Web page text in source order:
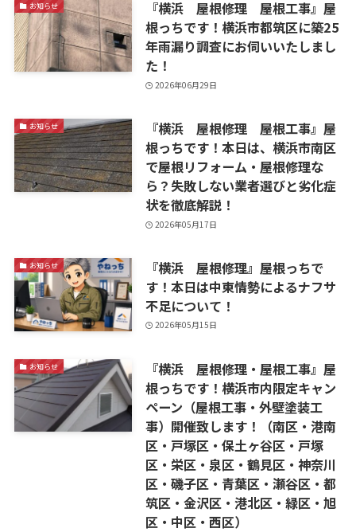
お知らせ
『横浜 屋根修理 屋根工事』屋
根っちです！横浜市都筑区に築25
年雨漏り調査にお伺いいたしまし
た！
2026年06月29日
お知らせ
『横浜 屋根修理 屋根工事』屋
根っちです！本日は、横浜市南区
で屋根リフォーム・屋根修理な
ら？失敗しない業者選びと劣化症
状を徹底解説！
2026年05月17日
お知らせ
『横浜 屋根修理』屋根っちで
す！本日は中東情勢によるナフサ
不足について！
2026年05月15日
お知らせ
『横浜 屋根修理・屋根工事』屋
根っちです！横浜市内限定キャン
ペーン（屋根工事・外壁塗装工
事）開催致します！（南区・港南
区・戸塚区・保土ヶ谷区・戸塚
区・栄区・泉区・鶴見区・神奈川
区・磯子区・青葉区・瀬谷区・都
筑区・金沢区・港北区・緑区・旭
区・中区・西区）